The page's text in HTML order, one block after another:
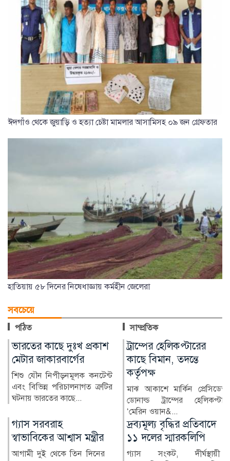
ঈদগাঁও থেকে জুয়াড়ি ও হত্যা চেষ্টা মামলার আসামিসহ ০৯ জন গ্রেফতার
হাতিয়ায় ৫৮ দিনের নিষেধাজ্ঞায় কর্মহীন জেলেরা
সবচেয়ে
পঠিত সাম্প্রতিক
ট্রাম্পের হেলিকপ্টারের
কাছে বিমান, তদন্তে
কর্তৃপক্ষ
মাঝ আকাশে মার্কিন প্রেসিডেন্ট
ডোনাল্ড ট্রাম্পের হেলিকপ্টার
ভারতীয় তরুণীর অভিযোগে
জামালপুরে যুবক গ্রেপ্তার
ভারতীয় এক তরুণীর সঙ্গে
অনলাইনে প্রেমের সম্পর্ক গড়ে তার
ব্যক্তিগত ছবি ও ভিডিও...
দ্রব্যমূল্য বৃদ্ধির প্রতিবাদে
১১ দলের স্মারকলিপি
গ্যাস সংকট, দীর্ঘস্থায়ী
২৪ ঘণ্টায় হামে আক্রান্ত
৮১৮, মৃত্যু ৬
দেশে গত ২৪ ঘণ্টায় হামের